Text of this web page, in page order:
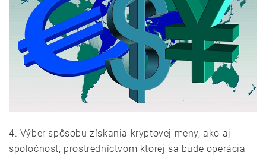
4. Výber spôsobu získania kryptovej meny, ako aj
spoločnosť, prostredníctvom ktorej sa bude operácia